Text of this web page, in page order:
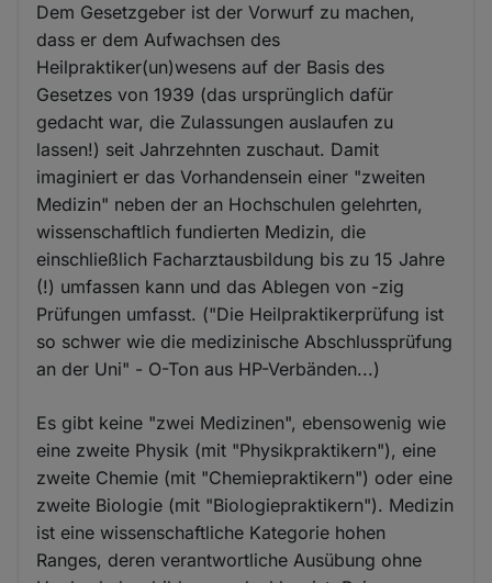
Dem Gesetzgeber ist der Vorwurf zu machen,
dass er dem Aufwachsen des
Heilpraktiker(un)wesens auf der Basis des
Gesetzes von 1939 (das ursprünglich dafür
gedacht war, die Zulassungen auslaufen zu
lassen!) seit Jahrzehnten zuschaut. Damit
imaginiert er das Vorhandensein einer "zweiten
Medizin" neben der an Hochschulen gelehrten,
wissenschaftlich fundierten Medizin, die
einschließlich Facharztausbildung bis zu 15 Jahre
(!) umfassen kann und das Ablegen von -zig
Prüfungen umfasst. ("Die Heilpraktikerprüfung ist
so schwer wie die medizinische Abschlussprüfung
an der Uni" - O-Ton aus HP-Verbänden...)
Es gibt keine "zwei Medizinen", ebensowenig wie
eine zweite Physik (mit "Physikpraktikern"), eine
zweite Chemie (mit "Chemiepraktikern") oder eine
zweite Biologie (mit "Biologiepraktikern"). Medizin
ist eine wissenschaftliche Kategorie hohen
Ranges, deren verantwortliche Ausübung ohne